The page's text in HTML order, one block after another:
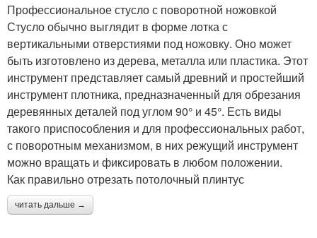
Профессиональное стусло с поворотной ножовкой
Стусло обычно выглядит в форме лотка с
вертикальными отверстиями под ножовку. Оно может
быть изготовлено из дерева, металла или пластика. Этот
инструмент представляет самый древний и простейший
инструмент плотника, предназначенный для обрезания
деревянных деталей под углом 90° и 45°. Есть виды
такого приспособления и для профессиональных работ,
с поворотным механизмом, в них режущий инструмент
можно вращать и фиксировать в любом положении.
Как правильно отрезать потолочный плинтус
читать дальше →